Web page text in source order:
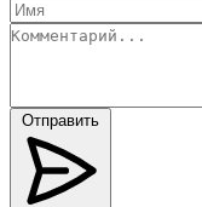
Отправить